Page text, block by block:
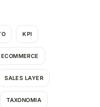
KPI
SALES LAYER
TAXONOMIA